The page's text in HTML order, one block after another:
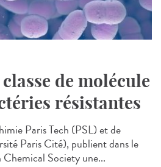
de molécule
résistantes
Paris Tech (PSL) et de
Paris Cité), publient dans le
Society une...